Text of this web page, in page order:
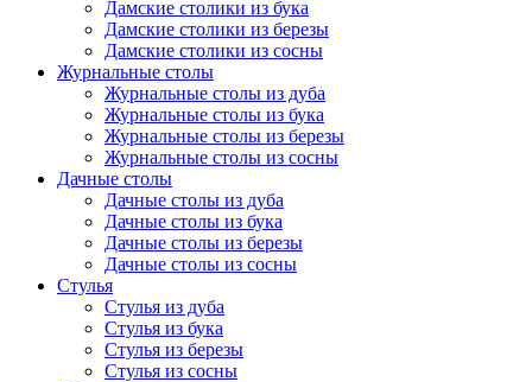
Дамские столики из бука
Дамские столики из березы
Дамские столики из сосны
Журнальные столы
Журнальные столы из дуба
Журнальные столы из бука
Журнальные столы из березы
Журнальные столы из сосны
Дачные столы
Дачные столы из дуба
Дачные столы из бука
Дачные столы из березы
Дачные столы из сосны
Стулья
Стулья из дуба
Стулья из бука
Стулья из березы
Стулья из сосны